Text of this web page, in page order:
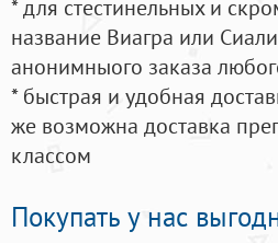
* для стестинельных и
название Виагра или
анонимныого заказа
* быстрая и удобная
же возможна доставка
классом
Покупать у нас